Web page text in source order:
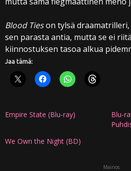
Blood Tieson tylsä
sen parasta antia, mutta se ei
kiinnostuksen tasoa alkua
Jaa tämä:
Empire State (Blu-ray)
Blu-
We Own the Night (BD)
Mainos